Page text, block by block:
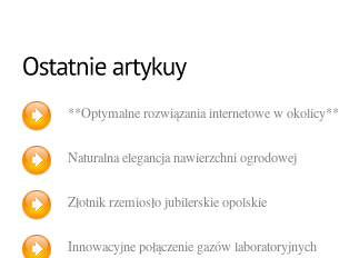
**Optymalne rozwiązania internetowe w okolicy**
Naturalna elegancja nawierzchni ogrodowej
Złotnik rzemiosło jubilerskie opolskie
Innowacyjne połączenie gazów laboratoryjnych